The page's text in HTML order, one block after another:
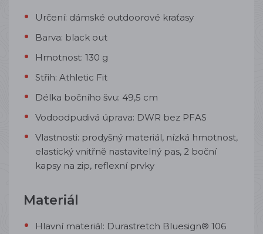
Určení: dámské outdoorové kraťasy
Barva: black out
Hmotnost: 130 g
Střih: Athletic Fit
Délka bočního švu: 49,5 cm
Vodoodpudivá úprava: DWR bez PFAS
Vlastnosti: prodyšný materiál, nízká hmotnost,
elastický vnitřně nastavitelný pas, 2 boční
kapsy na zip, reflexní prvky
Materiál
Hlavní materiál: Durastretch Bluesign® 106